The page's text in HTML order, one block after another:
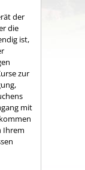
der
die
ist,
zur
mit
Ihrem